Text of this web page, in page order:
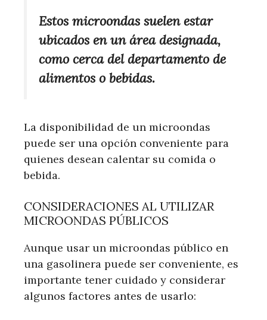
Estos microondas suelen estar
ubicados en un área designada,
como cerca del departamento de
alimentos o bebidas.
La disponibilidad de un microondas
puede ser una opción conveniente para
quienes desean calentar su comida o
bebida.
CONSIDERACIONES AL UTILIZAR
MICROONDAS PÚBLICOS
Aunque usar un microondas público en
una gasolinera puede ser conveniente, es
importante tener cuidado y considerar
algunos factores antes de usarlo: